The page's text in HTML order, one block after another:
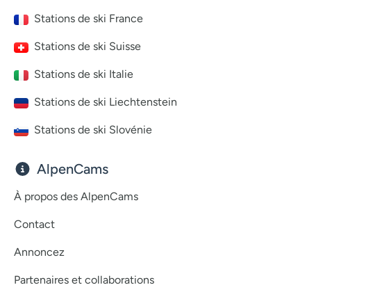
Stations de ski France
Stations de ski Suisse
Stations de ski Italie
Stations de ski Liechtenstein
Stations de ski Slovénie
AlpenCams
À propos des AlpenCams
Contact
Annoncez
Partenaires et collaborations